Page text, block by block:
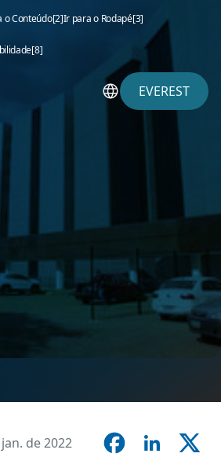
o Conteúdo[2]Ir para o Rodapé[3]
[8]
EVEREST
de 2022